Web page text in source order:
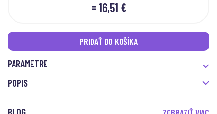
= 16,51 €
PRIDAŤ DO KOŠÍKA
PARAMETRE
POPIS